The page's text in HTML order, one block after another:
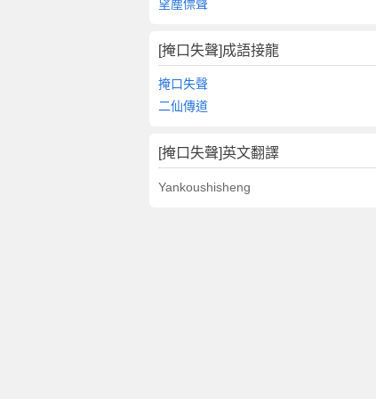
望塵僄聲
[掩口失聲]成語接龍
掩口失聲
二仙傳道
[掩口失聲]英文翻譯
Yankoushisheng